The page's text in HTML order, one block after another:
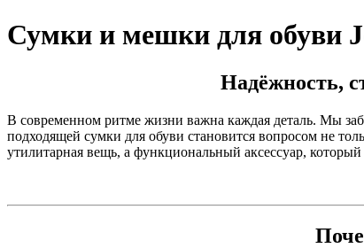
Сумки и мешки для обуви
Надёжность,
В современном ритме жизни важна каждая деталь. Мы
подходящей сумки для обуви становится вопросом не
утилитарная вещь, а функциональный аксессуар,